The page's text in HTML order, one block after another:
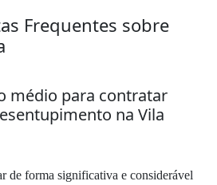
Frequentes sobre
médio para contratar
na Vila
de forma significativa e considerável